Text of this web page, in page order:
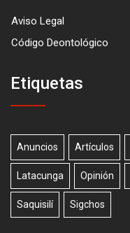
Aviso Legal
Código Deontológico
Etiquetas
Anuncios Artículos
Latacunga Opinión
Saquisilí Sigchos